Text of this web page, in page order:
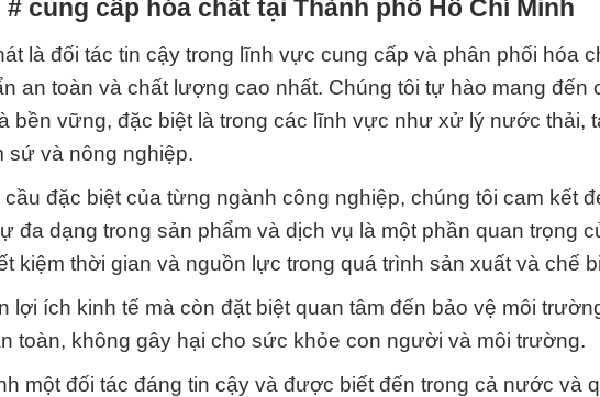
cung cấp hóa chất tại Thành phố Hồ Chí Minh
là đối tác tin cậy trong lĩnh vực cung cấp và phân phối hóa
an toàn và chất lượng cao nhất. Chúng tôi tự hào mang đến
bền vững, đặc biệt là trong các lĩnh vực như xử lý nước thải,
sứ và nông nghiệp.
đặc biệt của từng ngành công nghiệp, chúng tôi cam kết
đa dạng trong sản phẩm và dịch vụ là một phần quan trọng
kiệm thời gian và nguồn lực trong quá trình sản xuất và chế
lợi ích kinh tế mà còn đặt biệt quan tâm đến bảo vệ môi
toàn, không gây hại cho sức khỏe con người và môi trường.
một đối tác đáng tin cậy và được biết đến trong cả nước và